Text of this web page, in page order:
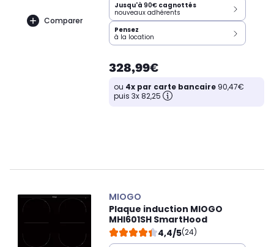
Comparer
Jusqu'à 90€ cagnottés
nouveaux adhérents
Pensez
à la location
328,99€
ou 4x par carte bancaire 90,47€
puis 3x 82,25
MIOGO
Plaque induction MIOGO
MHI601SH SmartHood
4,4/5(24)